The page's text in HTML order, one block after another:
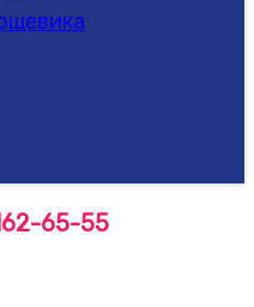
65-55